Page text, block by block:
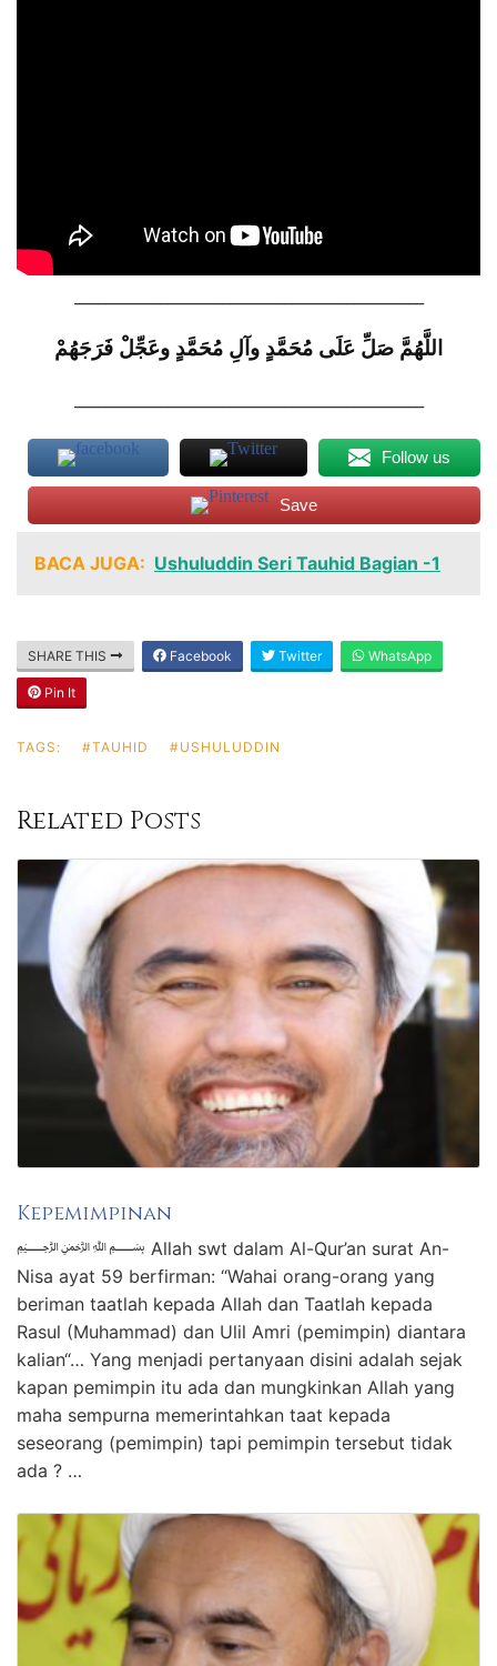
اللَّهُمَّ صَلِّ عَلَى مُحَمَّدٍ وآلِ مُحَمَّدٍ وعَجِّلْ فَرَجَهُمْ
Follow us
Save
BACA JUGA: Ushuluddin Seri Tauhid Bagian -1
SHARE THIS Facebook Twitter WhatsApp
Pin It
TAGS: #TAUHID #USHULUDDIN
Related Posts
Kepemimpinan
﷽ Allah swt dalam Al-Qur’an surat An-
Nisa ayat 59 berfirman: “Wahai orang-orang yang
beriman taatlah kepada Allah dan Taatlah kepada
Rasul (Muhammad) dan Ulil Amri (pemimpin) diantara
kalian“… Yang menjadi pertanyaan disini adalah sejak
kapan pemimpin itu ada dan mungkinkan Allah yang
maha sempurna memerintahkan taat kepada
seseorang (pemimpin) tapi pemimpin tersebut tidak
ada ? …